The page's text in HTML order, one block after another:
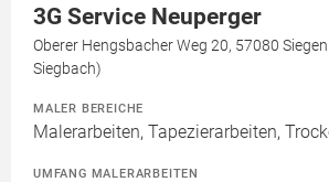
3G Service Neuperger
Oberer Hengsbacher Weg 20, 57080
Siegbach)
MALER BEREICHE
Malerarbeiten, Tapezierarbeiten,
UMFANG MALERARBEITEN